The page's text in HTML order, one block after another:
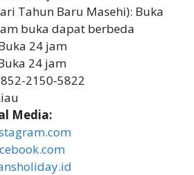
Tahun Baru Masehi): Buka
buka dapat berbeda
24 jam
24 jam
2150-5822
Media: